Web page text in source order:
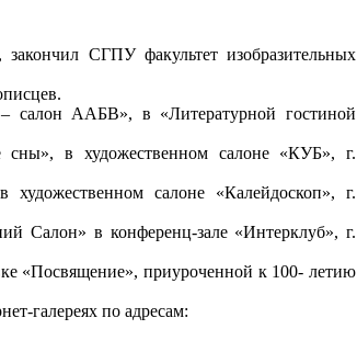
СГПУ факультет изобразительных
салон ААБВ», в «Литературной гостиной
сны», в художественном салоне «КУБ», г.
салоне «Калейдоскоп», г.
Салон» в конференц-зале «Интерклуб», г.
«Посвящение», приуроченной к 100- летию
галереях по адресам: